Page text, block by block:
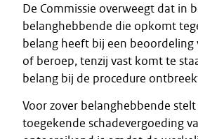
De Commissie overweegt dat in
belanghebbende die opkomt
belang heeft bij een beoordeling
of beroep, tenzij vast komt te
belang bij de procedure
Voor zover belanghebbende
toegekende schadevergoeding